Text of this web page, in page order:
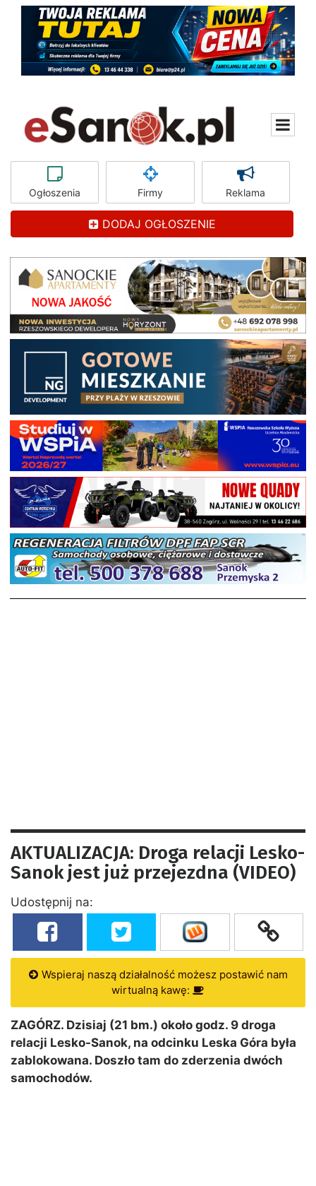
Ogłoszenia Firmy Reklama
DODAJ OGŁOSZENIE
AKTUALIZACJA: Droga relacji Lesko-
Sanok jest już przejezdna (VIDEO)
Udostępnij na:
Wspieraj naszą działalność możesz postawić nam
wirtualną kawę:
ZAGÓRZ. Dzisiaj (21 bm.) około godz. 9 droga
relacji Lesko-Sanok, na odcinku Leska Góra była
zablokowana. Doszło tam do zderzenia dwóch
samochodów.